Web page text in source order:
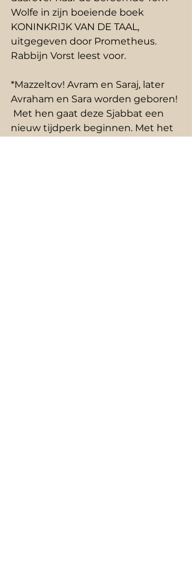
Wolfe in zijn boeiende boek
KONINKRIJK VAN DE TAAL,
uitgegeven door Prometheus.
Rabbijn Vorst leest voor.
*Mazzeltov! Avram en Saraj, later
Avraham en Sara worden geboren!
Met hen gaat deze Sjabbat een
nieuw tijdperk beginnen. Met het